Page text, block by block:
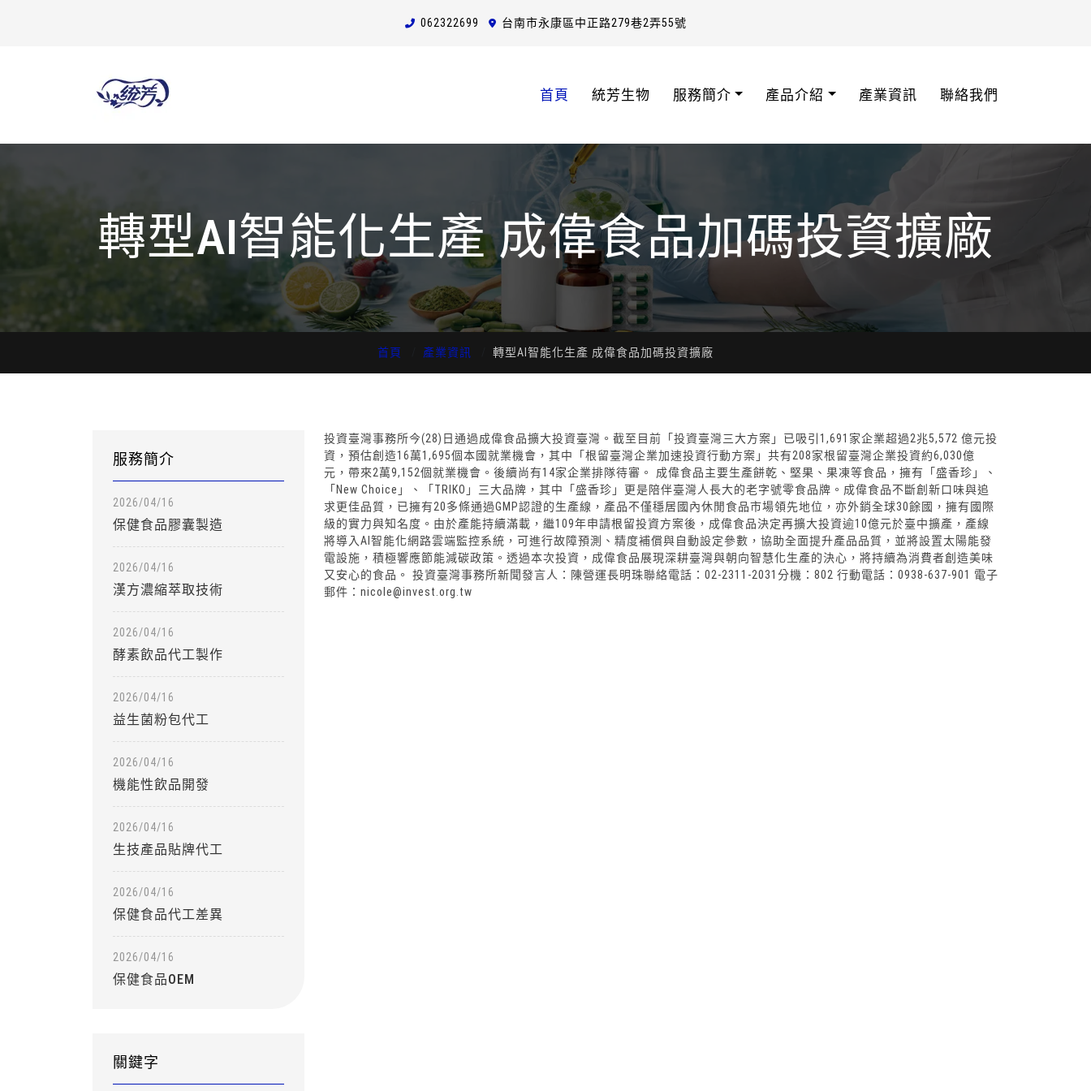
062322699 台南市永康區中正路279巷2弄55號
首頁 統芳生物 服務簡介 產品介紹 產業資訊 聯絡我們
轉型AI智能化生產 成偉食品加碼投資擴廠
首頁 產業資訊 轉型AI智能化生產 成偉食品加碼投資擴廠
服務簡介
2026/04/16
保健食品膠囊製造
2026/04/16
漢方濃縮萃取技術
2026/04/16
酵素飲品代工製作
2026/04/16
益生菌粉包代工
2026/04/16
機能性飲品開發
2026/04/16
生技產品貼牌代工
2026/04/16
保健食品代工差異
2026/04/16
保健食品OEM
關鍵字
投資臺灣事務所今(28)日通過成偉食品擴大投資臺灣。截至目前「投資臺灣三大方案」已吸引1,691家企業超過2兆5,572 億元投
資，預估創造16萬1,695個本國就業機會，其中「根留臺灣企業加速投資行動方案」共有208家根留臺灣企業投資約6,030億
元，帶來2萬9,152個就業機會。後續尚有14家企業排隊待審。 成偉食品主要生產餅乾、堅果、果凍等食品，擁有「盛香珍」、
「New Choice」、「TRIKO」三大品牌，其中「盛香珍」更是陪伴臺灣人長大的老字號零食品牌。成偉食品不斷創新口味與追
求更佳品質，已擁有20多條通過GMP認證的生產線，產品不僅穩居國內休閒食品市場領先地位，亦外銷全球30餘國，擁有國際
級的實力與知名度。由於產能持續滿載，繼109年申請根留投資方案後，成偉食品決定再擴大投資逾10億元於臺中擴產，產線
將導入AI智能化網路雲端監控系統，可進行故障預測、精度補償與自動設定參數，協助全面提升產品品質，並將設置太陽能發
電設施，積極響應節能減碳政策。透過本次投資，成偉食品展現深耕臺灣與朝向智慧化生產的決心，將持續為消費者創造美味
又安心的食品。 投資臺灣事務所新聞發言人：陳營運長明珠聯絡電話：02-2311-2031分機：802 行動電話：0938-637-901 電子
郵件：nicole@invest.org.tw